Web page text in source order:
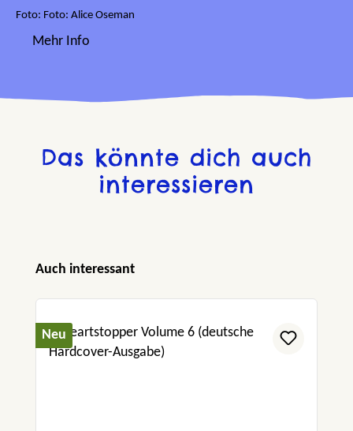
Foto: Foto: Alice Oseman
Mehr Info
Das könnte dich auch
interessieren
Produktgalerie überspringen
Auch interessant
Neu